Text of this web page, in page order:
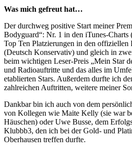
Was mich gefreut hat…
Der durchweg positive Start meiner
Bodyguard“: Nr. 1 in den iTunes-Charts
Top Ten Platzierungen in den offiziellen
(Deutsch Konservativ) und gleich in
beim wichtigen Leser-Preis „Mein Star
und Radioauftritte und das alles im
etablierten Stars. Außerdem durfte ich
zahlreichen Auftritten, weitere meiner
Dankbar bin ich auch von dem
von Kollegen wie Maite Kelly (sie war
Häuschen) oder Uwe Busse, dem
Klubbb3, den ich bei der Gold- und
Oberhausen treffen durfte.